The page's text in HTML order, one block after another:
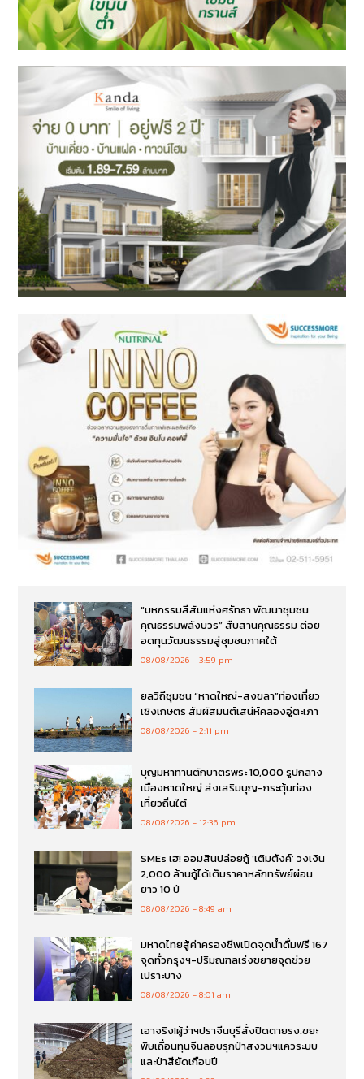
“มหกรรมสีสันแห่งศรัทธา พัฒนาชุมชน
คุณธรรมพลังบวร” สืบสานคุณธรรม ต่อย
อดทุนวัฒนธรรมสู่ชุมชนภาคใต้
08/08/2026 3:59 pm
ยลวิถีชุมชน “หาดใหญ่-สงขลา”ท่องเที่ยว
เชิงเกษตร สัมผัสมนต์เสน่ห์คลองอู่ตะเภา
08/08/2026 2:11 pm
บุญมหาทานตักบาตรพระ 10,000 รูปกลาง
เมืองหาดใหญ่ ส่งเสริมบุญ-กระตุ้นท่อง
เที่ยวถิ่นใต้
08/08/2026 12:36 pm
SMEs เฮ! ออมสินปล่อยกู้ ‘เติมตังค์’ วงเงิน
2,000 ล้านกู้ได้เต็มราคาหลักทรัพย์ผ่อน
ยาว 10 ปี
08/08/2026 8:49 am
มหาดไทยสู้ค่าครองชีพเปิดจุดน้ำดื่มฟรี 167
จุดทั่วกรุงฯ-ปริมณฑลเร่งขยายจุดช่วย
เปราะบาง
08/08/2026 8:01 am
เอาจริง!ผู้ว่าฯปราจีนบุรีสั่งปิดตายรง.ขยะ
พิษเถื่อนทุนจีนลอบรุกป่าสงวนฯแควระบบ
และป่าสียัดเกือบปี